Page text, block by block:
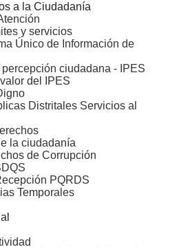
a la Ciudadanía
y servicios
Único de Información de
ciudadana - IPES
del IPES
Distritales Servicios al
la ciudadanía
de Corrupción
PQRDS
Temporales